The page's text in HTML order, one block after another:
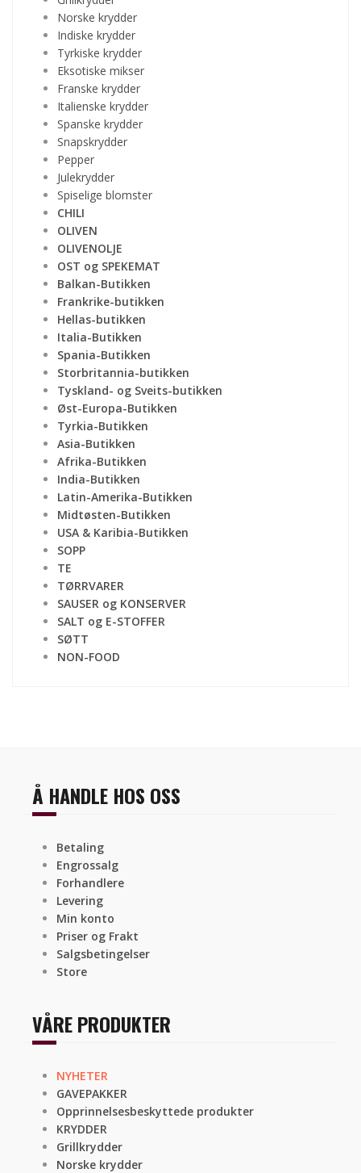
Norske krydder
Indiske krydder
Tyrkiske krydder
Eksotiske mikser
Franske krydder
Italienske krydder
Spanske krydder
Snapskrydder
Pepper
Julekrydder
Spiselige blomster
CHILI
OLIVEN
OLIVENOLJE
OST og SPEKEMAT
Balkan-Butikken
Frankrike-butikken
Hellas-butikken
Italia-Butikken
Spania-Butikken
Storbritannia-butikken
Tyskland- og Sveits-butikken
Øst-Europa-Butikken
Tyrkia-Butikken
Asia-Butikken
Afrika-Butikken
India-Butikken
Latin-Amerika-Butikken
Midtøsten-Butikken
USA & Karibia-Butikken
SOPP
TE
TØRRVARER
SAUSER og KONSERVER
SALT og E-STOFFER
SØTT
NON-FOOD
Å HANDLE HOS OSS
Betaling
Engrossalg
Forhandlere
Levering
Min konto
Priser og Frakt
Salgsbetingelser
Store
VÅRE PRODUKTER
NYHETER
GAVEPAKKER
Opprinnelsesbeskyttede produkter
KRYDDER
Grillkrydder
Norske krydder